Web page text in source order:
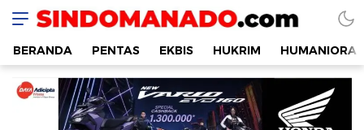
SINDOMANADO
Informatif dan Edukatif
BERANDA PENTAS EKBIS HUKRIM HUMANIORA